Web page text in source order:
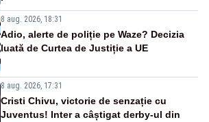
8 aug. 2026, 18:31
Adio, alerte de poliție pe Waze? Decizia
luată de Curtea de Justiție a UE
8 aug. 2026, 17:31
Cristi Chivu, victorie de senzație cu
Juventus! Inter a câștigat derby-ul din